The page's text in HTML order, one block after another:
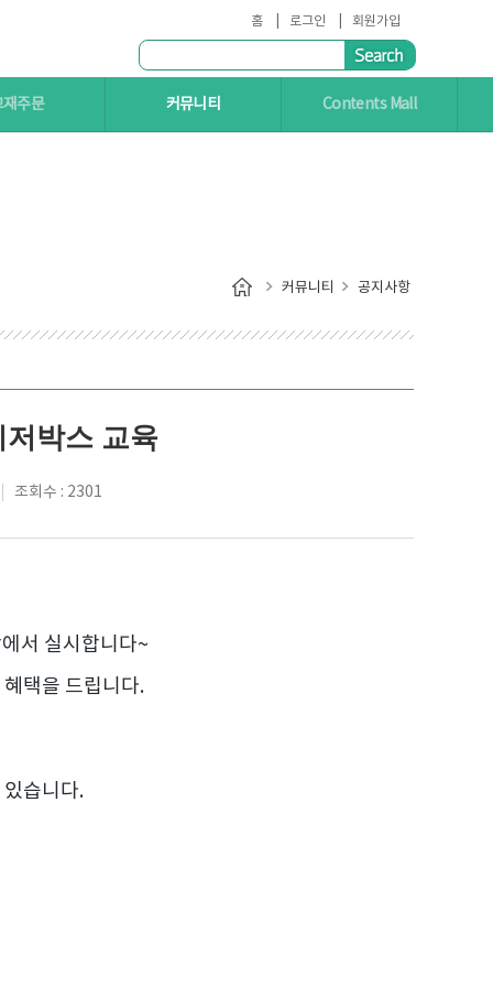
홈 로그인 회원가입
재주문 커뮤니티 Contents Mall
커뮤니티 공지사항
박스 교육
조회수 : 2301
서 실시합니다~
택을 드립니다.
습니다.